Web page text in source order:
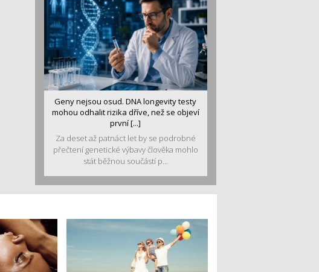
Geny nejsou osud. DNA longevity testy
mohou odhalit rizika dříve, než se objeví
první [...]
Za deset až patnáct let by se podrobné
přečtení genetické výbavy člověka mohlo
stát běžnou součástí p...